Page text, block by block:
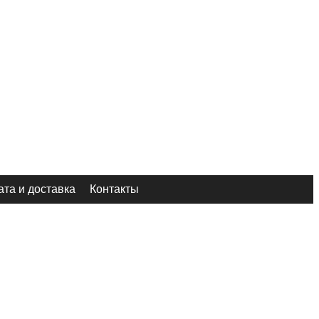
и доставка
Контакты